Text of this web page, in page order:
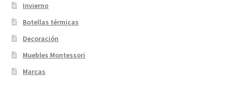
Invierno
Botellas térmicas
Decoración
Muebles Montessori
Marcas